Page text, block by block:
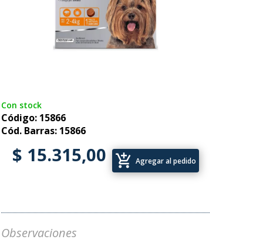
Con stock
Código: 15866
Cód. Barras: 15866
$ 15.315,00 add_shopping_cart Agregar al pedido
Observaciones